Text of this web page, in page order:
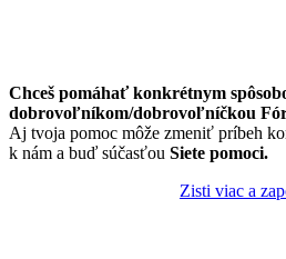
Chceš pomáhať konkrétnym
dobrovoľníkom/dobrovoľníčkou
Aj tvoja pomoc môže zmeniť príbeh
k nám a buď súčasťou Siete pomoci.
Zisti viac a